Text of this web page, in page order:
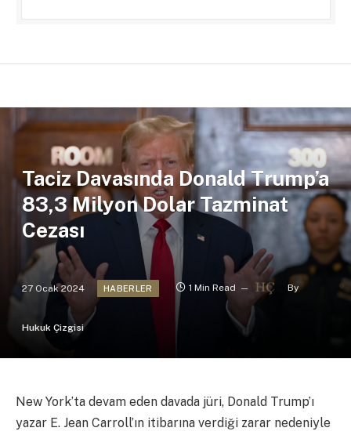
Taciz Davasında Donald Trump’a
83,3 Milyon Dolar Tazminat
Cezası
27 Ocak 2024 HABERLER 1 Min Read By
Hukuk Çizgisi
New York’ta devam eden davada jüri, Donald Trump’ı
yazar E. Jean Carroll’ın itibarına verdiği zarar nedeniyle